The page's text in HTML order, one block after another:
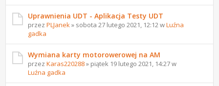
Uprawnienia UDT - Aplikacja Testy UDT
przezPLJanek » sobota 27 lutego 2021, 12:12 wLuźna
gadka
Wymiana karty motorowerowej na AM
przezKaras220288» piątek 19 lutego 2021, 14:27 w
Luźna gadka